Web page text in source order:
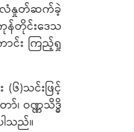
လိုက်လံနှုတ်ဆက်ခဲ့
ကုန်တိုင်းဒေသ
ာင်း ကြည့်ရှု
(၆)သင်းဖြင့်
ာ်၊ ဝဏ္ဏသိဒ္ဓိ
ါသည်။